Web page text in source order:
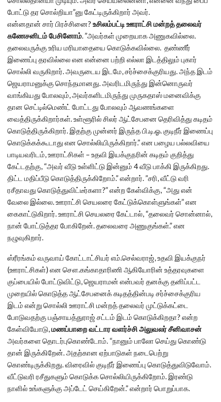
போட்டு தர சொல்றியா”னு கேட்டிருக்கிறார் அவர்.
என்னதான் சார் பிரச்சினை? உசிலம்பட்டி ஊராட்சி மன்றத் தலைவர்
கணேசனிடம் பேசினோம். ”அவர்கள் முறையாக அணுகவில்லை.
தலைவருக்கு உரிய மரியாதையை கொடுக்கவில்லை. தண்ணீர்
இணைப்பு தரவில்லை என என்னை பற்றி எல்லா இடத்திலும் புகார்
சொல்லி வருகிறார். அவருடைய இடமே, சர்ச்சைக்குரியது. அந்த இடம்
ஜெயராமனுக்கு சொந்தமானது. அவரிடமிருந்து இன்னொருவர்
வாங்கியது போலவும், அவர்களிடமிருந்து முருகதாஸ் மனைவிக்கு
தான செட்டில்மெண்ட் போட்டது போலவும் ஆவணங்களை
வைத்திருக்கிறார்கள். உள்ளூரில் சிலர் ஆட்சேபனை தெரிவித்து கடிதம்
கொடுத்திருக்கிறார். இதற்கு முன்னர் இருந்த பி.டி.ஓ. குடிநீர் இணைப்பு
கொடுக்கக்கூடாது என சொல்லியிருக்கிறார்.” என பழைய பல்லவியை
பாடியவரிடம், ஊராட்சிகள் – உதவி இயக்குநரின் கடிதம் குறித்து
கேட்டதற்கு, “அவர் வீடு உள்ளிட்டு இன்னும் 4 வீடு பாக்கி இருக்கிறது.
திட்ட மதிப்பீடு கொடுத்திருக்கிறோம்.” என்றார். ”சரி, வீட்டு வரி
ரசீதாவது கொடுத்துவிட்டீர்களா?” என்ற கேள்விக்கு, “அது என்
வேலை இல்லை. ஊராட்சி செயலரை கேட்டுக்கொள்ளுங்கள்” என
கைகாட்டுகிறார். ஊராட்சி செயலரை கேட்டால், “தலைவர் சொன்னால்,
நான் போட்டுத்தர போகிறேன். தலைவரை அணுகுங்கள்.” என
நழுவுகிறார்.
ஸ்ரீரங்கம் வருவாய் கோட்டாட்சியர் எம்.செல்வராஜ், உதவி இயக்குநர்
(ஊராட்சிகள்) என சௌ.கங்காதாரிணி ஆகியோரின் உத்தரவுகளை
குப்பையில் போட்டுவிட்டு, ஜெயராமன் என்பவர் தனக்கு தனிப்பட்ட
முறையில் கொடுத்த ஆட்சேபனைக் கடிதத்தின்படி சர்ச்சைக்குரிய
இடம் என்று சொல்லி ஊராட்சி மன்றத் தலைவர் முட்டுக்கட்டை
போடுவதற்கு பஞ்சாயத்துராஜ் சட்டம் இடம் கொடுக்கிறதா? என்ற
கேள்வியோடு,மணப்பாறை வட்டார வளர்ச்சி அலுவலர் சீனிவாசன்
அவர்களை தொடர்புகொண்டோம். “நானும் பாலோ செய்து கொண்டு
தான் இருக்கிறேன். அதற்கான ஏற்பாடுகள் நடைபெற்று
கொண்டிருக்கிறது. விரைவில் குடிநீர் இணைப்பு கொடுத்துவிடுவோம்.
வீட்டுவரி ரசீதுகளும் கொடுக்க சொல்லியிருக்கிறோம். இரண்டு
நாளில் உங்களுக்கு அப்டேட் செய்கிறேன்.” என்றார் பொறுப்பாக.